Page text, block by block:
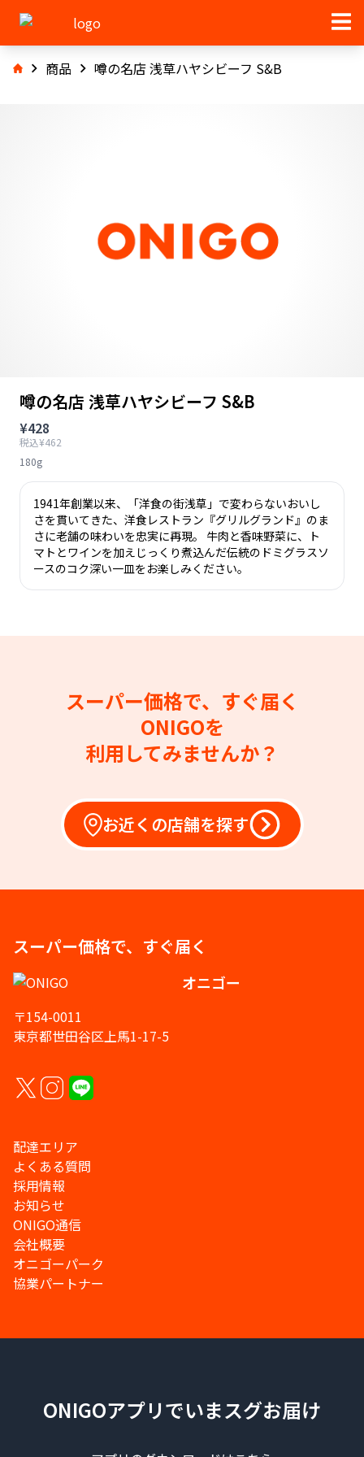
商品 噂の名店 浅草ハヤシビーフ S&B
噂の名店 浅草ハヤシビーフ S&B
¥428
税込¥462
180g
1941年創業以来、「洋食の街浅草」で変わらないおいし
さを貫いてきた、洋食レストラン『グリルグランド』のま
さに老舗の味わいを忠実に再現。 牛肉と香味野菜に、ト
マトとワインを加えじっくり煮込んだ伝統のドミグラスソ
ースのコク深い一皿をお楽しみください。
スーパー価格で、すぐ届く
ONIGOを
利用してみませんか？
お近くの店舗を探す
スーパー価格で、すぐ届く
オニゴー
〒154-0011
東京都世田谷区上馬1-17-5
配達エリア
よくある質問
採用情報
お知らせ
ONIGO通信
会社概要
オニゴーパーク
協業パートナー
ONIGOアプリでいまスグお届け